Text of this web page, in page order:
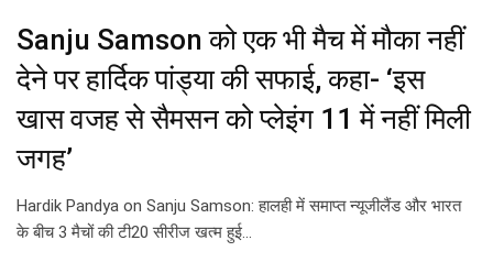
Sanju Samson को एक भी मैच में मौका नहीं
देने पर हार्दिक पांड्या की सफाई, कहा- ‘इस
खास वजह से सैमसन को प्लेइंग 11 में नहीं मिली
जगह’
Hardik Pandya on Sanju Samson: हालही में समाप्त न्यूजीलैंड और भारत
के बीच 3 मैचों की टी20 सीरीज खत्म हुई…